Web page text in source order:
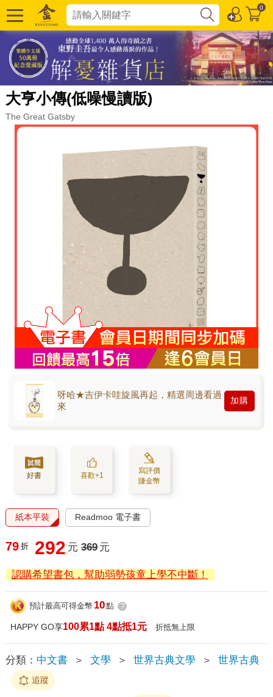
0
大亨小傳(低噪慢讀版)
The Great Gatsby
呀哈★吉伊卡哇旋風再起，精選周邊看過
來
加購
好書 喜歡+1
寫評價
賺金幣
紙本平裝 Readmoo 電子書
79 折 292 元 369 元
認購希望書包，幫助弱勢孩童上學不中斷！
預計最高可得金幣 10點 ?
HAPPY GO享100累1點 4點抵1元 折抵無上限
分類： 中文書 ＞ 文學 ＞ 世界古典文學 ＞ 世界古典
追蹤